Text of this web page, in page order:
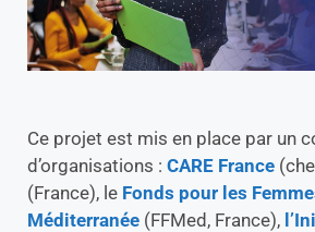
Ce projet est mis en place par un
d’organisations : CARE France
(France), le Fonds pour les
Méditerranée (FFMed, France),